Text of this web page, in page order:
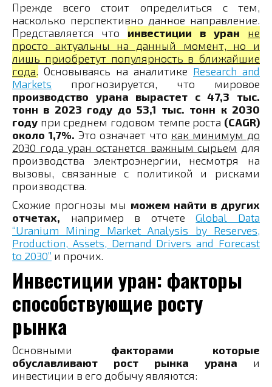
Прежде всего стоит определиться с тем,
насколько перспективно данное направление.
Представляется что инвестиции в уран
не
просто актуальны на данный момент, но и
лишь приобретут популярность в ближайшие
года. Основываясь на аналитике Research and
Markets прогнозируется, что мировое
производство урана вырастет с 47,3 тыс.
тонн в 2023 году до 53,1 тыс. тонн к 2030
году при среднем годовом темпе роста (CAGR)
около 1,7%. Это означает что как минимум до
2030 года уран останется важным сырьем для
производства электроэнергии, несмотря на
вызовы, связанные с политикой и рисками
производства.
Схожие прогнозы мы можем найти в других
отчетах, например в отчетеGlobal Data
“Uranium Mining Market Analysis by Reserves,
Production, Assets, Demand Drivers and Forecast
to 2030” и прочих.
Инвестиции уран: факторы
способствующие росту
рынка
Основными факторами которые
обуславливают рост рынка урана и
инвестиции в его добычу являются: